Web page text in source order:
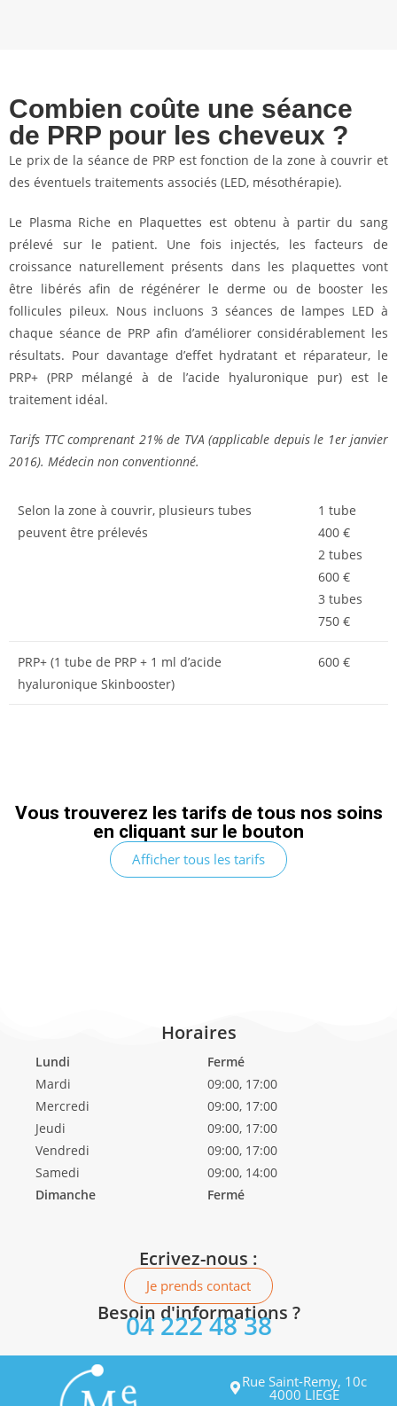
Combien coûte une séance
de PRP pour les cheveux ?
Le prix de la séance de PRP est fonction de la zone à couvrir et
des éventuels traitements associés (LED, mésothérapie).
Le Plasma Riche en Plaquettes est obtenu à partir du sang
prélevé sur le patient. Une fois injectés, les facteurs de
croissance naturellement présents dans les plaquettes vont
être libérés afin de régénérer le derme ou de booster les
follicules pileux. Nous incluons 3 séances de lampes LED à
chaque séance de PRP afin d’améliorer considérablement les
résultats. Pour davantage d’effet hydratant et réparateur, le
PRP+ (PRP mélangé à de l’acide hyaluronique pur) est le
traitement idéal.
Tarifs TTC comprenant 21% de TVA (applicable depuis le 1er janvier
2016). Médecin non conventionné.
Selon la zone à couvrir, plusieurs tubes
peuvent être prélevés
1 tube
400 €
2 tubes
600 €
3 tubes
750 €
PRP+ (1 tube de PRP + 1 ml d’acide
hyaluronique Skinbooster)
600 €
Vous trouverez les tarifs de tous nos soins
en cliquant sur le bouton
Afficher tous les tarifs
Horaires
Lundi
Mardi
Mercredi
Jeudi
Vendredi
Samedi
Dimanche
Fermé
09:00, 17:00
09:00, 17:00
09:00, 17:00
09:00, 17:00
09:00, 14:00
Fermé
Ecrivez-nous :
Je prends contact
Besoin d'informations ?
04 222 48 38
Rue Saint-Remy, 10c
4000 LIEGE